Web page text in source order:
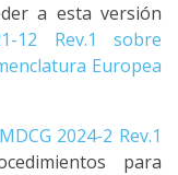
a esta versión
12 Rev.1 sobre
Europea
MDCG 2024-2 Rev.1
para